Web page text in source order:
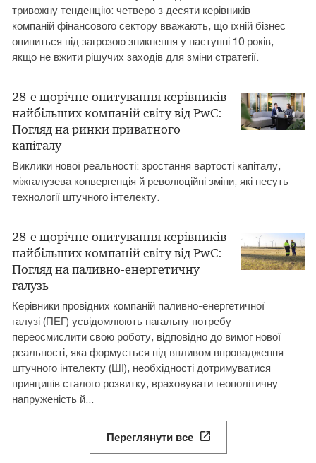
тривожну тенденцію: четверо з десяти керівників
компаній фінансового сектору вважають, що їхній бізнес
опиниться під загрозою зникнення у наступні 10 років,
якщо не вжити рішучих заходів для зміни стратегії.
28-е щорічне опитування керівників
найбільших компаній світу від PwC:
Погляд на ринки приватного
капіталу
Виклики нової реальності: зростання вартості капіталу,
міжгалузева конвергенція й революційні зміни, які несуть
технології штучного інтелекту.
28-е щорічне опитування керівників
найбільших компаній світу від PwC:
Погляд на паливно-енергетичну
галузь
Керівники провідних компаній паливно-енергетичної
галузі (ПЕГ) усвідомлюють нагальну потребу
переосмислити свою роботу, відповідно до вимог нової
реальності, яка формується під впливом впровадження
штучного інтелекту (ШІ), необхідності дотримуватися
принципів сталого розвитку, враховувати геополітичну
напруженість й...
Переглянути все